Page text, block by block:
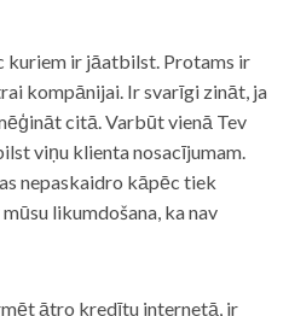
ir jāatbilst. Protams ir
kompānijai. Ir svarīgi zināt, ja
citā. Varbūt vienā Tev
viņu klienta nosacījumam.
nepaskaidro kāpēc tiek
likumdošana, ka nav
ātro kredītu internetā, ir